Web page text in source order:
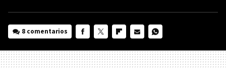
8 comentarios
MAIL